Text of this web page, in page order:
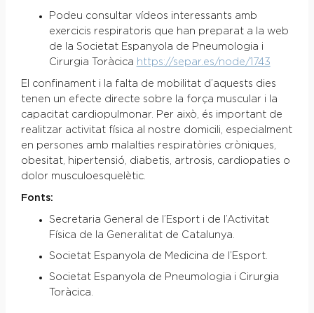
Podeu consultar vídeos interessants amb
exercicis respiratoris que han preparat a la web
de la Societat Espanyola de Pneumologia i
Cirurgia Toràcica https://separ.es/node/1743
El confinament i la falta de mobilitat d’aquests dies
tenen un efecte directe sobre la força muscular i la
capacitat cardiopulmonar. Per això, és important de
realitzar activitat física al nostre domicili, especialment
en persones amb malalties respiratòries cròniques,
obesitat, hipertensió, diabetis, artrosis, cardiopaties o
dolor musculoesquelètic.
Fonts:
Secretaria General de l’Esport i de l’Activitat
Física de la Generalitat de Catalunya.
Societat Espanyola de Medicina de l’Esport.
Societat Espanyola de Pneumologia i Cirurgia
Toràcica.